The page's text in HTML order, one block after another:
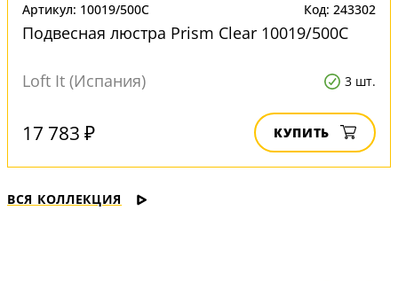
Артикул: 10019/500C Код: 243302
Подвесная люстра Prism Clear 10019/500C
Loft It (Испания) 3 шт.
17 783 ₽ КУПИТЬ
ВСЯ КОЛЛЕКЦИЯ